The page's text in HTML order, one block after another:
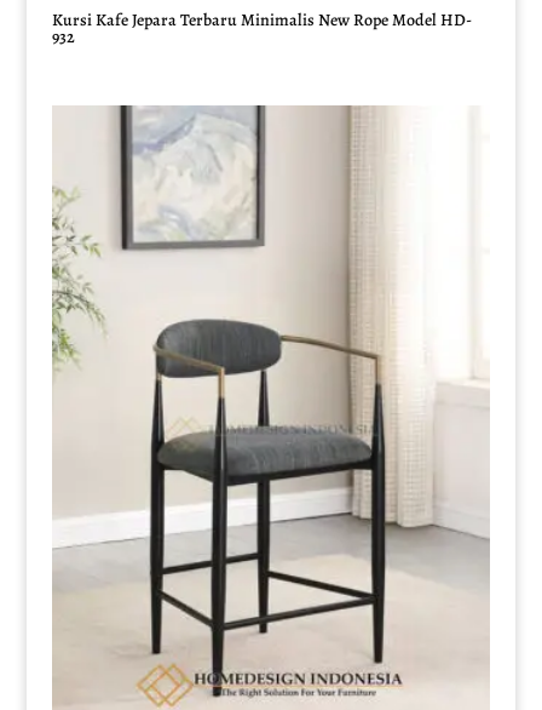
Kursi Kafe Jepara Terbaru Minimalis New Rope Model HD-
932